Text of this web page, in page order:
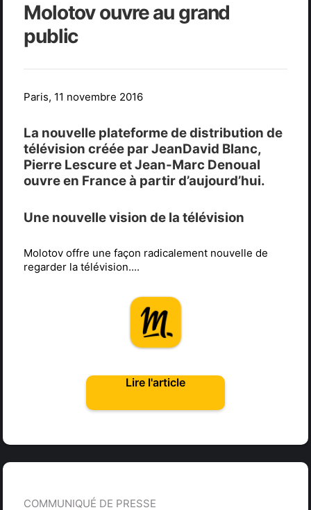
Molotov ouvre au grand
public
Paris, 11 novembre 2016
La nouvelle plateforme de distribution de
télévision créée par JeanDavid Blanc,
Pierre Lescure et Jean-Marc Denoual
ouvre en France à partir d’aujourd’hui.
Une nouvelle vision de la télévision
Molotov offre une façon radicalement nouvelle de
regarder la télévision....
Lire l'article
COMMUNIQUÉ DE PRESSE